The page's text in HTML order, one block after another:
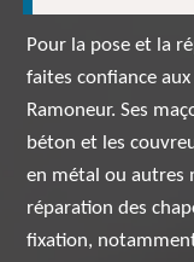
Pour la pose et la
faites confiance
Ramoneur. Ses
béton et les
en métal ou autres
réparation des
fixation,